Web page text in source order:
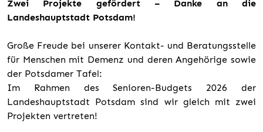
Zwei Projekte gefördert – Danke an die
Landeshauptstadt Potsdam!
Große Freude bei unserer Kontakt- und Beratungsstelle
für Menschen mit Demenz und deren Angehörige sowie
der Potsdamer Tafel:
Im Rahmen des Senioren-Budgets 2026 der
Landeshauptstadt Potsdam sind wir gleich mit zwei
Projekten vertreten!